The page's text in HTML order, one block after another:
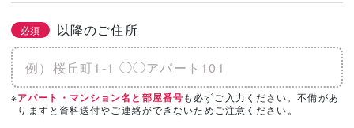
必須 以降のご住所
※アパート・マンション名と部屋番号も必ずご入力ください。不備があ
りますと資料送付やご連絡ができないためご注意ください。